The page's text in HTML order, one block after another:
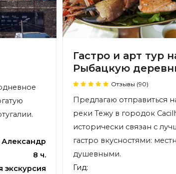
Александр
8 ч.
экскурсия
Гастро и арт тур
Рыбацкую
Отзывы (90)
Предлагаю отправиться
реки Тежу в городок
исторически связан с
гастро вкусностями:
душевными.
Гид: